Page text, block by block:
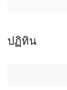
ปฏิทิน